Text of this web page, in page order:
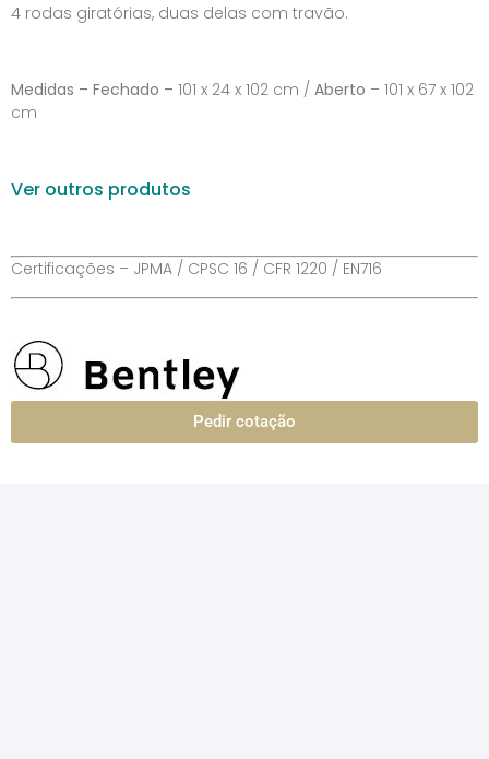
4 rodas giratórias, duas delas com travão.
Medidas – Fechado – 101 x 24 x 102 cm / Aberto – 101 x 67 x 102
cm
Ver outros produtos
Certificações – JPMA / CPSC 16 / CFR 1220 / EN716
Pedir cotação